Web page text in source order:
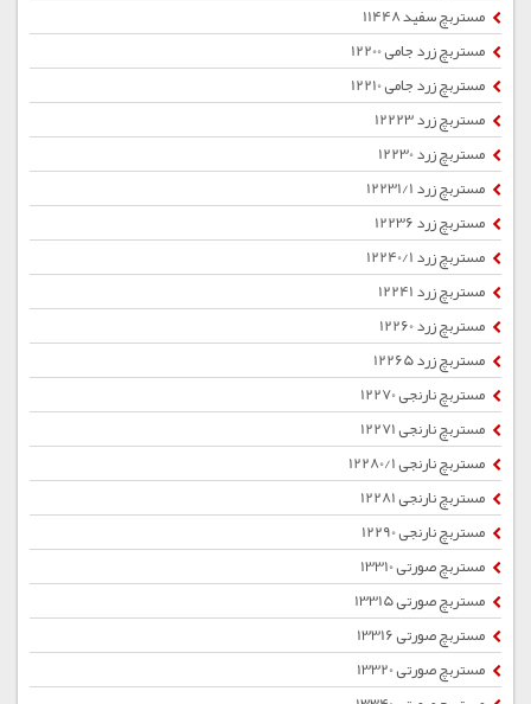
مستربچ سفید 11448
مستربچ زرد جامی 12200
مستربچ زرد جامی 12210
مستربچ زرد 12223
مستربچ زرد 12230
مستربچ زرد 12231/1
مستربچ زرد 12236
مستربچ زرد 12240/1
مستربچ زرد 12241
مستربچ زرد 12260
مستربچ زرد 12265
مستربچ نارنجی 12270
مستربچ نارنجی 12271
مستربچ نارنجی 12280/1
مستربچ نارنجی 12281
مستربچ نارنجی 12290
مستربچ صورتی 13310
مستربچ صورتی 13315
مستربچ صورتی 13316
مستربچ صورتی 13320